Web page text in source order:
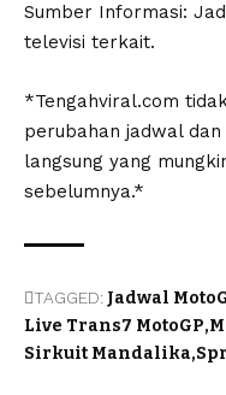
Sumber Informasi:
televisi terkait.
*Tengahviral.com
perubahan jadwal
langsung yang
sebelumnya.*
TAGGED: Jadwal
Live Trans7 MotoGP
Sirkuit Mandalika